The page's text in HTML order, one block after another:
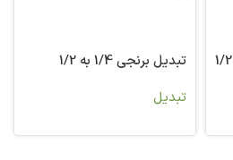
تبدیل برنجی 1/4 Flare به 1/2
تبدیل برنجی 1/4 به 1/2
تبدیل